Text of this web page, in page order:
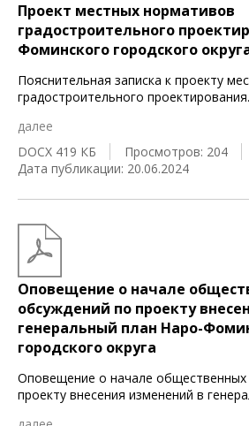
Проект местных нормативов
градостроительного
Фоминского городского
Пояснительная записка к проекту
градостроительного проектирования
далее
DOCX 419 КБ
Просмотров: 204
Дата публикации: 20.06.2024
Оповещение о начале
обсуждений по проекту
генеральный план Наро-
городского округа
Оповещение о начале
проекту внесения изменений в